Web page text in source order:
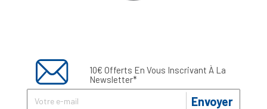
10€ Offerts En Vous Inscrivant À La
Newsletter*
Envoyer